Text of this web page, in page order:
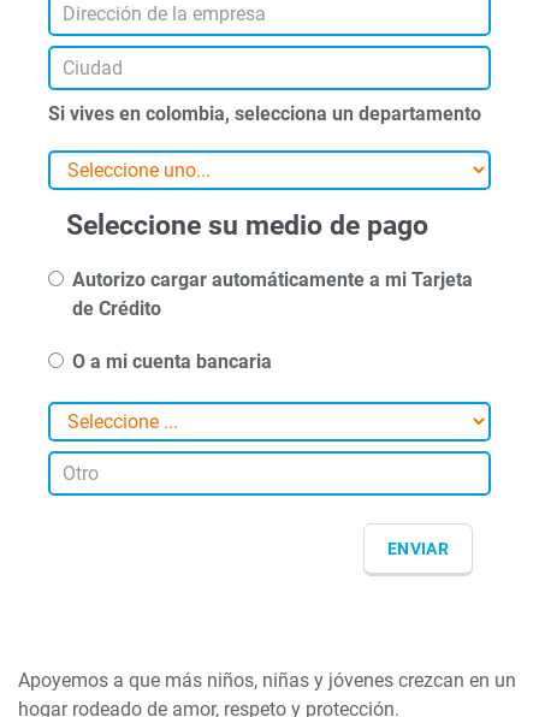
Si vives en colombia, selecciona un departamento
Seleccione su medio de pago
Autorizo cargar automáticamente a mi Tarjeta
de Crédito
O a mi cuenta bancaria
Apoyemos a que más niños, niñas y jóvenes crezcan en un
hogar rodeado de amor, respeto y protección.